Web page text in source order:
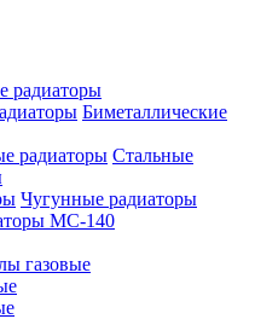
радиаторы
Биметаллические
Стальные
Чугунные радиаторы
МС-140
газовые